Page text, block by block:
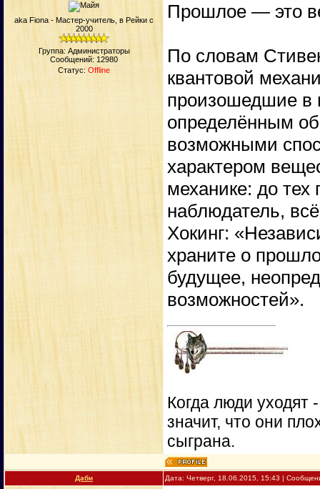
aka Fiona - Мастер-учитель, в Рейки с
2000
Группа: Администраторы
Сообщений: 12980
Статус: Offline
Прошлое — это
По словам
квантовой
произошедшие в
определённым
возможными
характером
механике: до тех
наблюдатель,
Хокинг:
храните о
будущее,
возможностей».
Когда люди уходят
значит, что они
сыграна.
Даби Дата: Четверг, 18.06.2015, 15:43 |